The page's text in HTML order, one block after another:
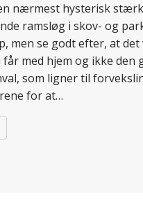
nærmest hysterisk
ramsløg i skov- og
men se godt efter, at det
får med hjem og ikke den
som ligner til
for at…